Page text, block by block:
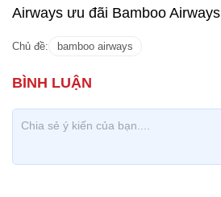
Airways ưu đãi Bamboo Airways
Chủ đề: bamboo airways